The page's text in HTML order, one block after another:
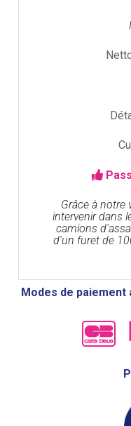
Grâce à notre
intervenir dans
camions
d'un furet de
Modes de paiement